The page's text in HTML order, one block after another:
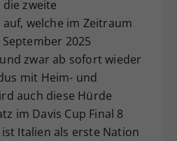
zweite
welche im Zeitraum
2025
zwar ab sofort wieder
mit Heim- und
auch diese Hürde
im Davis Cup Final 8
Italien als erste Nation